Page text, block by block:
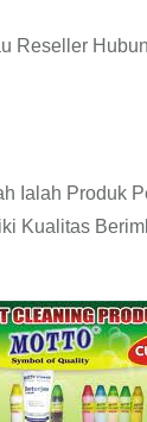
Reseller
Ialah Produk
Kualitas